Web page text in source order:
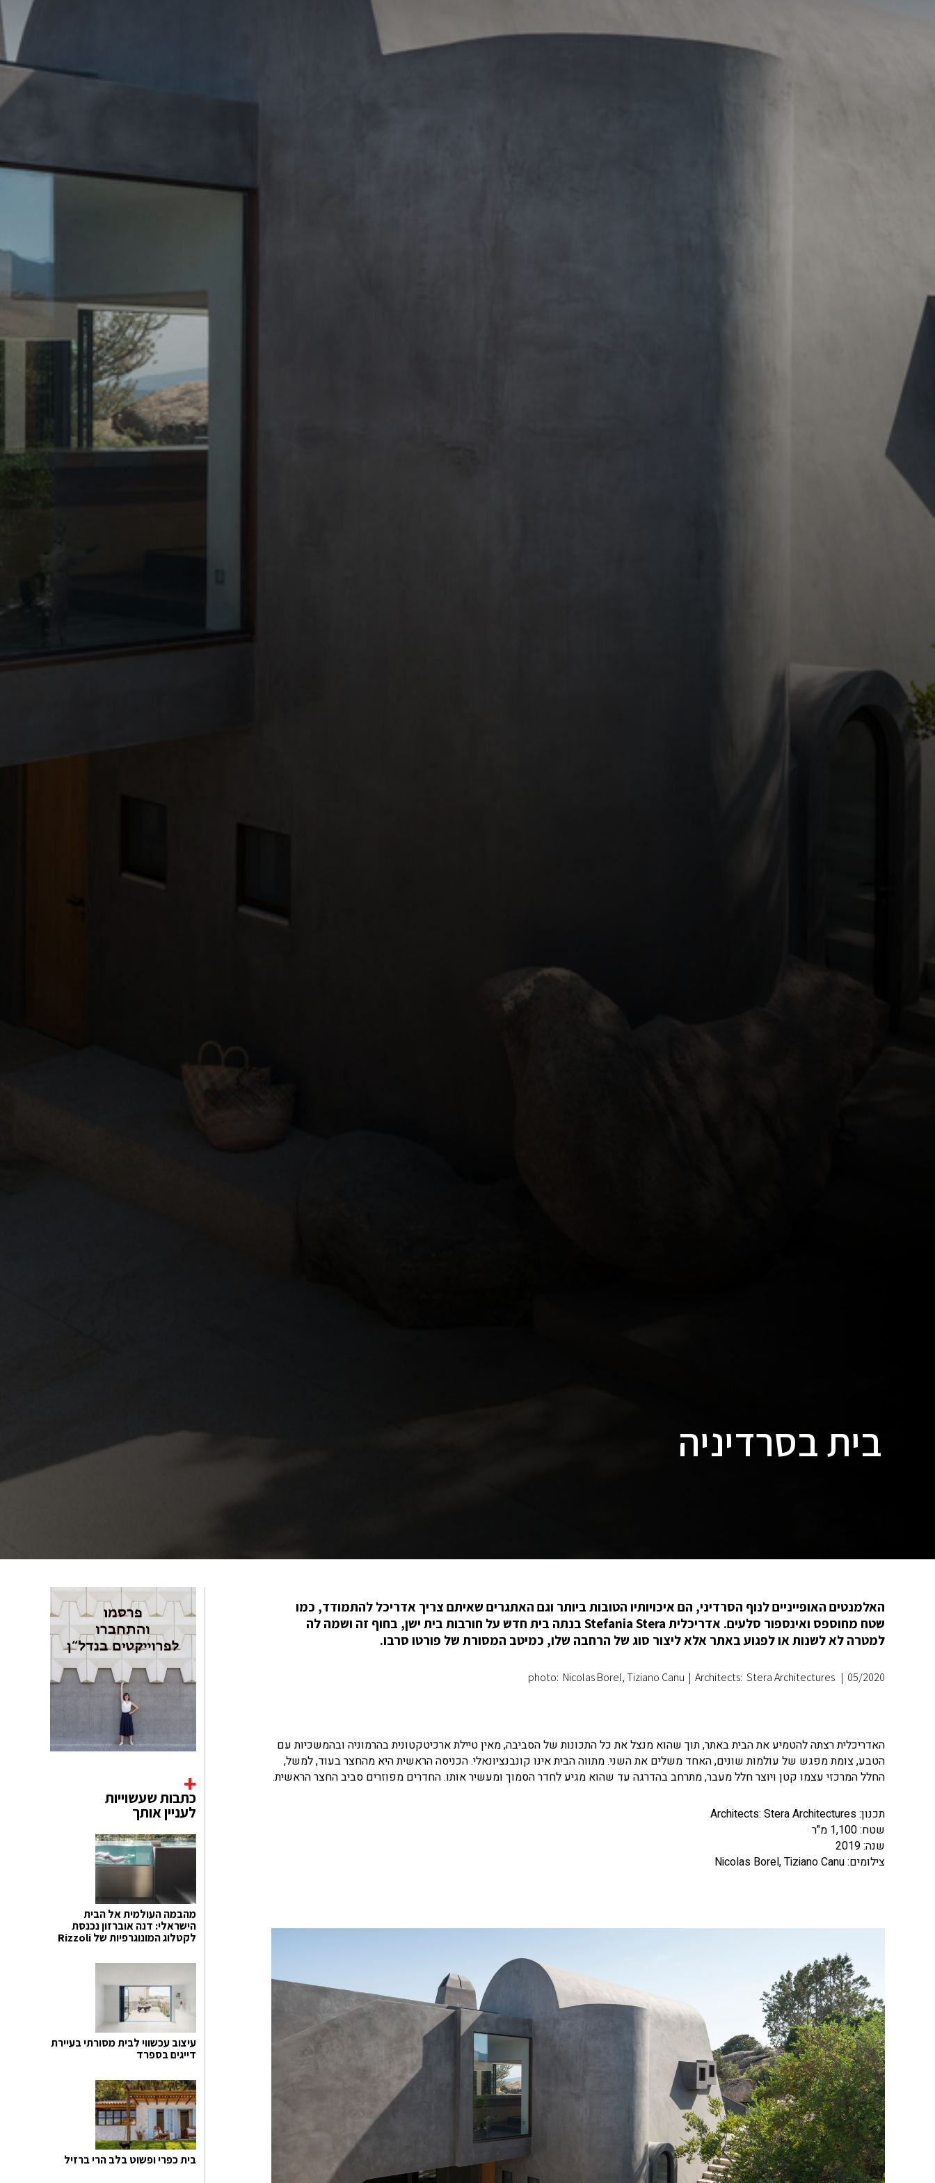
בית בסרדיניה
האלמנטים האופייניים לנוף הסרדיני, הם איכויותיו הטובות ביותר וגם האתגרים שאיתם צריך אדריכל להתמודד, כמו
שטח מחוספס ואינספור סלעים. אדריכלית Stefania Stera בנתה בית חדש על חורבות בית ישן, בחוף זה ושמה לה
למטרה לא לשנות או לפגוע באתר אלא ליצור סוג של הרחבה שלו, כמיטב המסורת של פורטו סרבו.
05/2020
|
|
photo: Nicolas Borel, Tiziano Canu
האדריכלית רצתה להטמיע את הבית באתר, תוך שהוא מנצל את כל התכונות של הסביבה, מאין טיילת ארכיטקטונית בהרמוניה ובהמשכיות עם
הטבע, צומת מפגש של עולמות שונים, האחד משלים את השני. מתווה הבית אינו קונבנציונאלי. הכניסה הראשית היא מהחצר בעוד, למשל,
החלל המרכזי עצמו קטן ויוצר חלל מעבר, מתרחב בהדרגה עד שהוא מגיע לחדר הסמוך ומעשיר אותו. החדרים מפוזרים סביב החצר הראשית.
תכנון: Architects: Stera Architectures
שטח: 1,100 מ"ר
שנה: 2019
צילומים: Nicolas Borel, Tiziano Canu
כתבות שעשוייות
לעניין אותך
מהבמה העולמית אל הבית
הישראלי: דנה אוברזון נכנסת
לקטלוג המונוגרפיות של Rizzoli
עיצוב עכשווי לבית מסורתי בעיירת
דייגים בספרד
בית כפרי ופשוט בלב הרי ברזיל